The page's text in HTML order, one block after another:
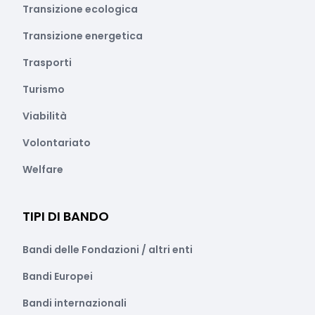
Transizione ecologica
Transizione energetica
Trasporti
Turismo
Viabilità
Volontariato
Welfare
TIPI DI BANDO
Bandi delle Fondazioni / altri enti
Bandi Europei
Bandi internazionali